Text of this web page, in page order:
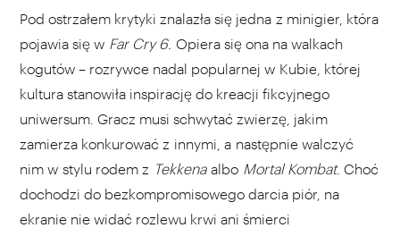
Pod ostrzałem krytyki znalazła się jedna z minigier, która
pojawia się w Far Cry 6. Opiera się ona na walkach
kogutów – rozrywce nadal popularnej w Kubie, której
kultura stanowiła inspirację do kreacji fikcyjnego
uniwersum. Gracz musi schwytać zwierzę, jakim
zamierza konkurować z innymi, a następnie walczyć
nim w stylu rodem z Tekkena albo Mortal Kombat. Choć
dochodzi do bezkompromisowego darcia piór, na
ekranie nie widać rozlewu krwi ani śmierci